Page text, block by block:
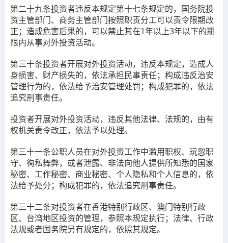
第二十九条投资者违反本规定第十七条规定的，国务院投
资主管部门、商务主管部门按照职责分工可以责令限期改
正；造成危害后果的，可以禁止其在1年以上3年以下的期
限内从事对外投资活动。
第三十条投资者开展对外投资活动，违反本规定，造成人
身损害、财产损失的，依法承担民事责任；构成违反治安
管理行为的，依法给予治安管理处罚；构成犯罪的，依法
追究刑事责任。
投资者开展对外投资活动，违反其他法律、法规的，由有
权机关责令改正，依法予以处理。
第三十一条公职人员在对外投资工作中滥用职权、玩忽职
守、徇私舞弊，或者泄露、非法向他人提供所知悉的国家
秘密、工作秘密、商业秘密、个人隐私和个人信息的，依
法给予处分；构成犯罪的，依法追究刑事责任。
第三十二条对投资者在香港特别行政区、澳门特别行政
区、台湾地区投资的管理，参照本规定执行；法律、行政
法规或者国务院另有规定的，依照其规定。